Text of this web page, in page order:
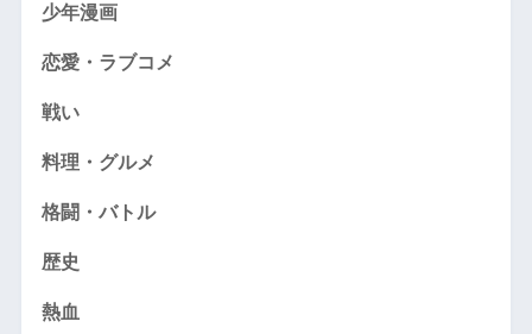
少年漫画
恋愛・ラブコメ
戦い
料理・グルメ
格闘・バトル
歴史
熱血